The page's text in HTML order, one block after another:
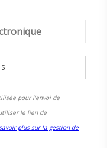
pour l'envoi de
le lien de
plus sur la gestion de